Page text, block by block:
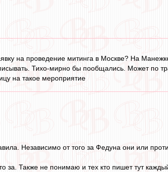
на проведение митинга в Москве? На
Тихо-мирно бы пообщались. Может по
на такое мероприятие
Независимо от того за Федуна они или
за. Также не понимаю и тех кто пишет тут